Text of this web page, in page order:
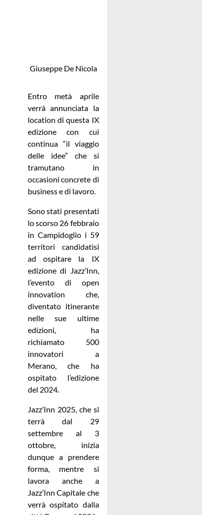
Giuseppe De Nicola
Entro metà aprile
verrà annunciata la
location di questa IX
edizione con cui
continua “il viaggio
delle idee” che si
tramutano in
occasioni concrete di
business e di lavoro.
Sono stati presentati
lo scorso 26 febbraio
in Campidoglio i 59
territori candidatisi
ad ospitare la IX
edizione di Jazz’Inn,
l’evento di open
innovation che,
diventato itinerante
nelle sue ultime
edizioni, ha
richiamato 500
innovatori a
Merano, che ha
ospitato l’edizione
del 2024.
Jazz’Inn 2025, che si
terrà dal 29
settembre al 3
ottobre, inizia
dunque a prendere
forma, mentre si
lavora anche a
Jazz’Inn Capitale che
verrà ospitato dalla